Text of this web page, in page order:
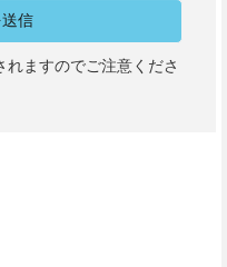
れますのでご注意くださ